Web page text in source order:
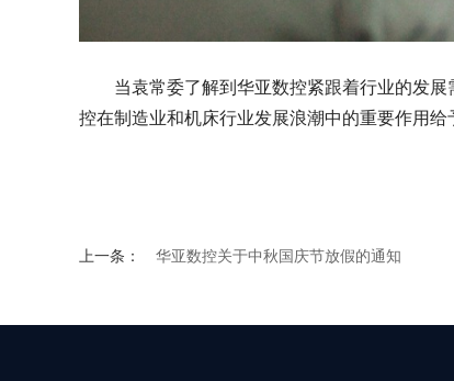
当袁常委了解到华亚数控紧跟着行业的发展
控在制造业和机床行业发展浪潮中的重要作用
上一条： 华亚数控关于中秋国庆节放假的通知